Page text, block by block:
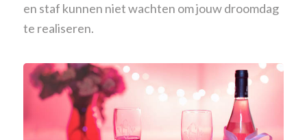
en staf kunnen niet wachten om jouw droomdag
te realiseren.